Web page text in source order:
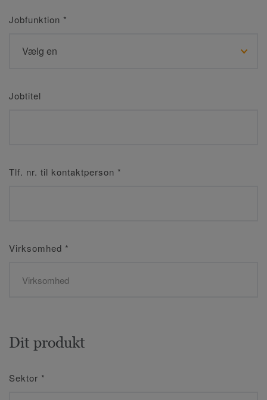
Jobfunktion *
Jobtitel
Tlf. nr. til kontaktperson *
Virksomhed *
Dit produkt
Sektor *